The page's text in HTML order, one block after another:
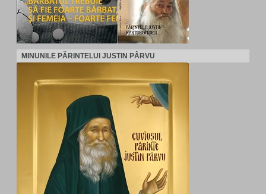
MINUNILE PĂRINTELUI JUSTIN PÂRVU